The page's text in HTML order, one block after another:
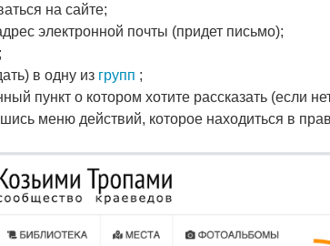
на сайте;
электронной почты (придет письмо);
в одну из групп ;
пункт о котором хотите рассказать (если
меню действий, которое находиться в